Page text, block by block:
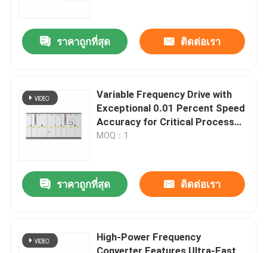
ราคาถูกที่สุด ติดต่อเรา
Variable Frequency Drive with
Exceptional 0.01 Percent Speed
Accuracy for Critical Process
Control
MOQ：1
ราคาถูกที่สุด ติดต่อเรา
High-Power Frequency